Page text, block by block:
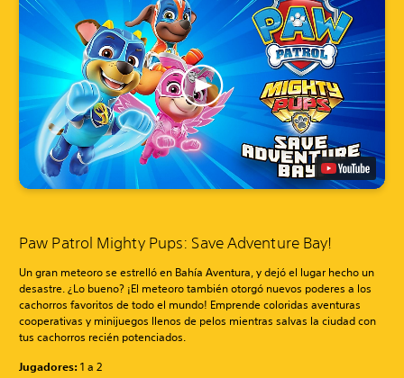
Paw Patrol Mighty Pups: Save Adventure Bay!
Un gran meteoro se estrelló en Bahía Aventura, y dejó el lugar hecho un
desastre. ¿Lo bueno? ¡El meteoro también otorgó nuevos poderes a los
cachorros favoritos de todo el mundo! Emprende coloridas aventuras
cooperativas y minijuegos llenos de pelos mientras salvas la ciudad con
tus cachorros recién potenciados.
Jugadores:1 a 2